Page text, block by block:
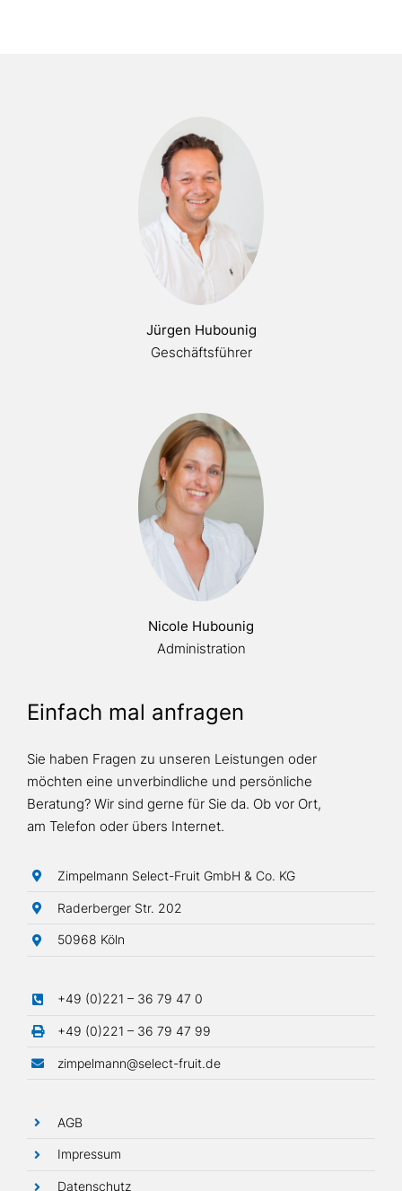
Jürgen Hubounig
Geschäftsführer
Nicole Hubounig
Administration
Einfach mal anfragen
Sie haben Fragen zu unseren Leistungen oder
möchten eine unverbindliche und persönliche
Beratung? Wir sind gerne für Sie da. Ob vor Ort,
am Telefon oder übers Internet.
Zimpelmann Select-Fruit GmbH & Co. KG
Raderberger Str. 202
50968 Köln
+49 (0)221 – 36 79 47 0
+49 (0)221 – 36 79 47 99
zimpelmann@select-fruit.de
AGB
Impressum
Datenschutz